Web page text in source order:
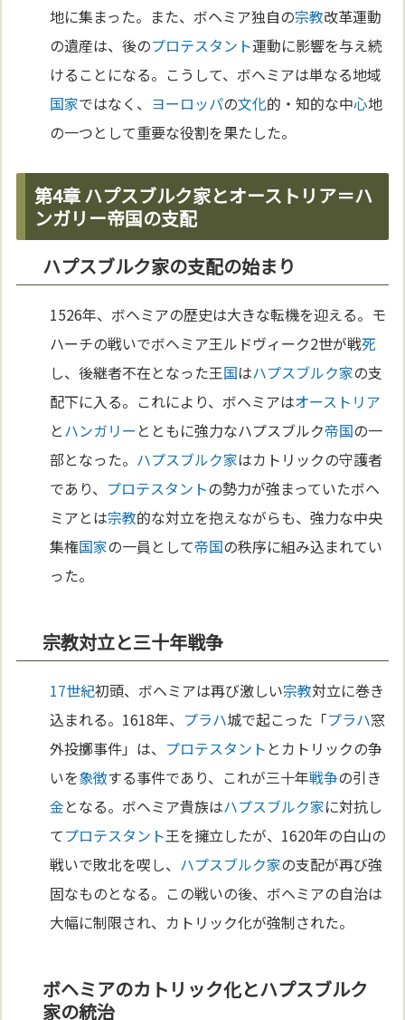
地に集まった。また、ボヘミア独自の宗教改革運動
の遺産は、後のプロテスタント運動に影響を与え続
けることになる。こうして、ボヘミアは単なる地域
国家ではなく、 ヨーロッパの文化的・知的な中心地
の一つとして重要な役割を果たした。
第4章 ハプスブルク家とオーストリア＝ハ
ンガリー帝国の支配
ハプスブルク家の支配の始まり
1526年、ボヘミアの歴史は大きな転機を迎える。モ
ハーチの戦いでボヘミア王ルドヴィーク2世が戦死
し、後継者不在となった王国はハプスブルク家の支
配下に入る。これにより、ボヘミアはオーストリア
とハンガリー とともに強力なハプスブルク帝国の一
部となった。 ハプスブルク家はカトリックの守護者
であり、 プロテスタントの勢力が強まっていたボヘ
ミアとは宗教的な対立を抱えながらも、強力な中央
集権国家の一員として帝国の秩序に組み込まれてい
った。
宗教対立と三十年戦争
17世紀初頭、ボヘミアは再び激しい宗教対立に巻き
込まれる。1618年、 プラハ城で起こった「プラハ窓
外投擲事件」は、 プロテスタント とカトリックの争
いを象徴する事件であり、これが三十年戦争の引き
金となる。ボヘミア貴族はハプスブルク家に対抗し
てプロテスタント王を擁立したが、1620年の白山の
戦いで敗北を喫し、 ハプスブルク家の支配が再び強
固なものとなる。この戦いの後、ボヘミアの自治は
大幅に制限され、カトリック化が強制された。
ボヘミアのカトリック化とハプスブルク
家の統治